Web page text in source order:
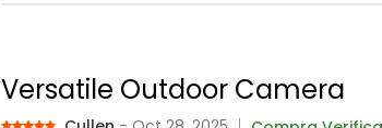
Versatile Outdoor Camera